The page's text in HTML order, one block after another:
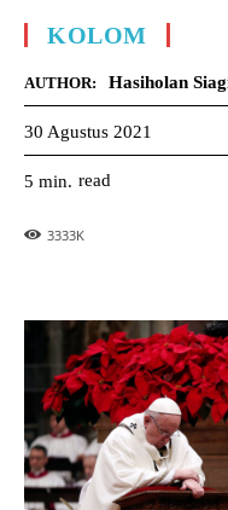
KOLOM
AUTHOR: Hasiholan
30 Agustus 2021
5 min. read
3333K